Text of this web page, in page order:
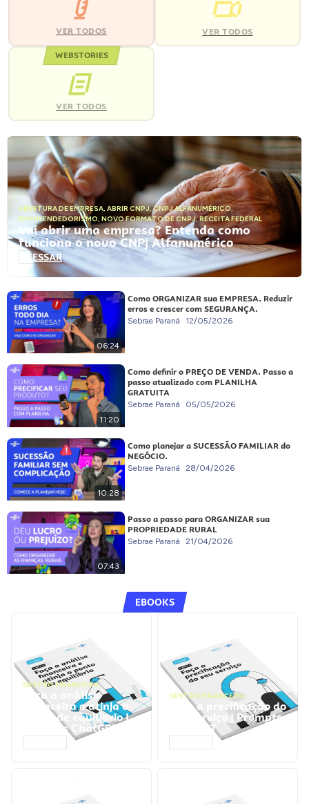
VER TODOS VER TODOS
WEBSTORIES
VER TODOS
ABERTURA DE EMPRESA, ABRIR CNPJ,CNPJ ALFANUMÉRICO,
EMPREENDEDORISMO, NOVO FORMATO DE CNPJ,RECEITA FEDERAL
Vai abrir uma empresa? Entenda como
funciona o novo CNPJ Alfanumérico
ACESSAR
06:24
Como ORGANIZAR sua EMPRESA. Reduzir
erros e crescer com SEGURANÇA.
Sebrae Paraná 12/05/2026
11:20
Como definir o PREÇO DE VENDA. Passo a
passo atualizado com PLANILHA
GRATUITA
Sebrae Paraná 05/05/2026
10:28
Como planejar a SUCESSÃO FAMILIAR do
NEGÓCIO.
Sebrae Paraná 28/04/2026
07:43
Passo a passo para ORGANIZAR sua
PROPRIEDADE RURAL
Sebrae Paraná 21/04/2026
EBOOKS
GESTÃO FINANCEIRA
Faça a análise
financeira e atinja o
ponto de equilíbrio |
Prompts ChatGPT
GESTÃO FINANCEIRA
Faça a precificação do
seu serviço | Prompts
ChatGPT